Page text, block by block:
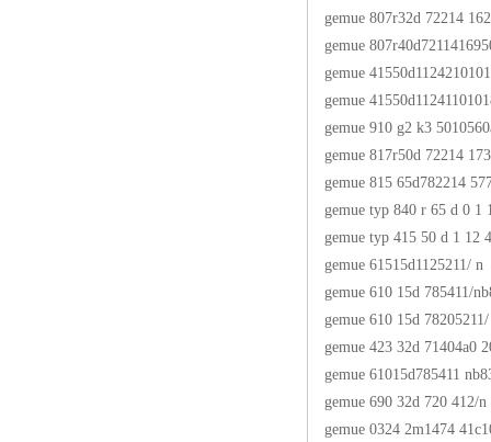
gemue 807r32d 72214
gemue
gemue
gemue
gemue 910 g2 k3
gemue 817r50d 72214
gemue 815 65d782214
gemue typ 840 r 65 d 0 1
gemue typ 415 50 d 1 12
gemue 61515d1125211/ n
gemue 610 15d 785411/
gemue 610 15d
gemue 423 32d 71404a0
gemue 61015d785411
gemue 690 32d 720 412/n
gemue 0324 2m1474